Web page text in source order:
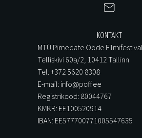
KONTAKT
MTÜ Pimedate Ööde Filmifestival
Telliskivi 60a/2, 10412 Tallinn
Tel: +372 5620 8308
E-mail: info@poff.ee
Registrikood: 80044767
KMKR: EE100520914
IBAN: EE577700771005547635